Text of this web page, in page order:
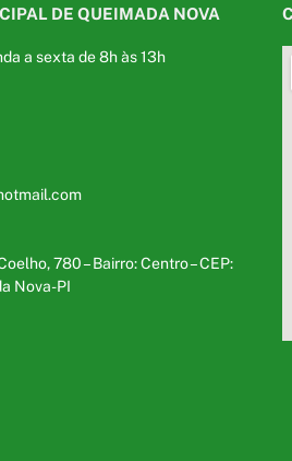
DE QUEIMADA NOVA
a sexta de 8h às 13h
780 – Bairro: Centro – CEP:
Nova-PI